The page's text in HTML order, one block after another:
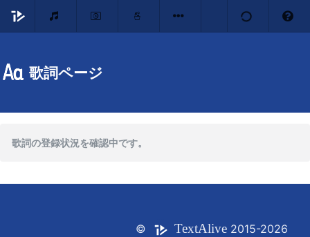
歌詞ページ
歌詞の登録状況を確認中です。
© TextAlive 2015-2026